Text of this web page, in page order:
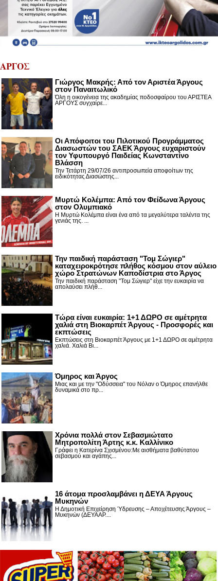
ΑΡΓΟΣ
Γιώργος Μακρής: Από τον Αριστέα Άργους
στον Παναιτωλικό
Όλη η οικογένεια της ακαδημίας ποδοσφαίρου του ΑΡΙΣΤΕΑ
ΑΡΓΟΥΣ συγχαίρε...
Οι Απόφοιτοι του Πιλοτικού Προγράμματος
Διασωστών του ΣΑΕΚ Άργους ευχαριστούν
τον Υφυπουργό Παιδείας Κωνσταντίνο
Βλάσση
Την Τετάρτη 29/07/26 αντιπροσωπεία αποφοίτων της
ειδικότητας Διασώστης...
Μυρτώ Κολέμπα: Από τον Φείδωνα Άργους
στον Ολυμπιακό
Η Μυρτώ Κολέμπα είναι ένα από τα μεγαλύτερα ταλέντα της
γενιάς της. ...
Την παιδική παράσταση "Τομ Σώγιερ"
καταχειροκρότησε πλήθος κόσμου στον αύλειο
χώρο Στρατώνων Καποδίστρια στο Άργος
Την παιδική παράσταση "Τομ Σώγιερ" είχε την ευκαιρία να
απολαύσει πλήθ...
Τώρα είναι ευκαιρία: 1+1 ΔΩΡΟ σε αμέτρητα
χαλιά στη Βιοκαρπέτ Άργους - Προσφορές και
εκπτώσεις
Εκπτώσεις στη Βιοκαρπέτ Άργους με 1+1 ΔΩΡΟ σε αμέτρητα
χαλιά. Χαλιά Βι...
Όμηρος και Άργος
Μιας και με την "Οδύσσεια" του Νόλαν ο Όμηρος επανήλθε
δυναμικά στο πρ...
Χρόνια πολλά στον Σεβασμιώτατο
Μητροπολίτη Άρτης κ.κ. Καλλίνικο
Γράφει η Κατερίνα Σχισμένου:Με αισθήματα βαθύτατου
σεβασμού και αγάπης...
16 άτομα προσλαμβάνει η ΔΕΥΑ Άργους
Μυκηνών
Η Δημοτική Επιχείρηση Ύδρευσης – Αποχέτευσης Άργους –
Μυκηνών (ΔΕΥΑΑΡ....